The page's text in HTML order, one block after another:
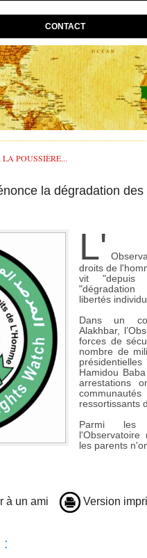
CONTACT
POUSSIÈRE...
la dégradation
L'
droits de
vit "depuis
libertés
Dans un
Alakhbar,
forces de
nombre de
Hamidou
arrestations
ressortissants
Parmi les
les parents
à un ami Version
: